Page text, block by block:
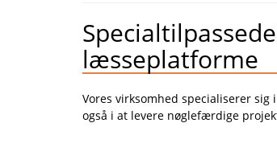
læsseplatforme
Vores virksomhed specialiserer
også i at levere nøglefærdige